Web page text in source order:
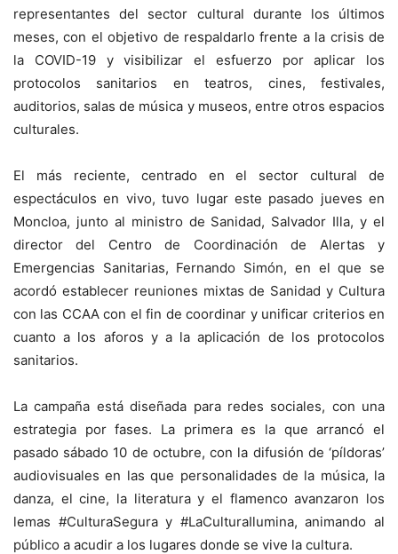
representantes del sector cultural durante los últimos
meses, con el objetivo de respaldarlo frente a la crisis de
la COVID-19 y visibilizar el esfuerzo por aplicar los
protocolos sanitarios en teatros, cines, festivales,
auditorios, salas de música y museos, entre otros espacios
culturales.
El más reciente, centrado en el sector cultural de
espectáculos en vivo, tuvo lugar este pasado jueves en
Moncloa, junto al ministro de Sanidad, Salvador Illa, y el
director del Centro de Coordinación de Alertas y
Emergencias Sanitarias, Fernando Simón, en el que se
acordó establecer reuniones mixtas de Sanidad y Cultura
con las CCAA con el fin de coordinar y unificar criterios en
cuanto a los aforos y a la aplicación de los protocolos
sanitarios.
La campaña está diseñada para redes sociales, con una
estrategia por fases. La primera es la que arrancó el
pasado sábado 10 de octubre, con la difusión de ‘píldoras’
audiovisuales en las que personalidades de la música, la
danza, el cine, la literatura y el flamenco avanzaron los
lemas #CulturaSegura y #LaCulturaIlumina, animando al
público a acudir a los lugares donde se vive la cultura.